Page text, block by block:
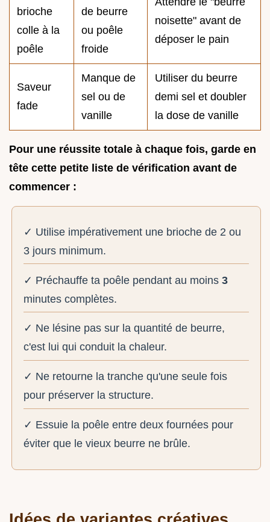
brioche
colle à la
poêle
de beurre
ou poêle
froide
noisette" avant de
déposer le pain
Saveur
fade
Manque de
sel ou de
vanille
Utiliser du beurre
demi sel et doubler
la dose de vanille
Pour une réussite totale à chaque fois, garde en
tête cette petite liste de vérification avant de
commencer :
✓ Utilise impérativement une brioche de 2 ou
3 jours minimum.
✓ Préchauffe ta poêle pendant au moins3
minutes complètes.
✓ Ne lésine pas sur la quantité de beurre,
c'est lui qui conduit la chaleur.
✓ Ne retourne la tranche qu'une seule fois
pour préserver la structure.
✓ Essuie la poêle entre deux fournées pour
éviter que le vieux beurre ne brûle.